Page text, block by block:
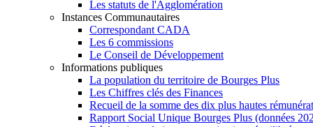
Les statuts de l'Agglomération
Instances Communautaires
Correspondant CADA
Les 6 commissions
Le Conseil de Développement
Informations publiques
La population du territoire de Bourges Plus
Les Chiffres clés des Finances
Recueil de la somme des dix plus hautes
Rapport Social Unique Bourges Plus (données